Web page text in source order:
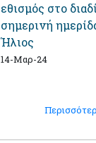
εθισμός στο
σημερινή
Ήλιος
14-Μαρ-24